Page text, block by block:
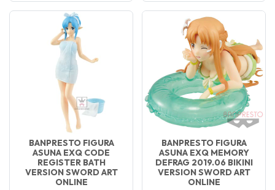
BANPRESTO FIGURA
ASUNA EXQ CODE
REGISTER BATH
VERSION SWORD ART
ONLINE
BANPRESTO FIGURA
ASUNA EXQ MEMORY
DEFRAG 2019.06 BIKINI
VERSION SWORD ART
ONLINE